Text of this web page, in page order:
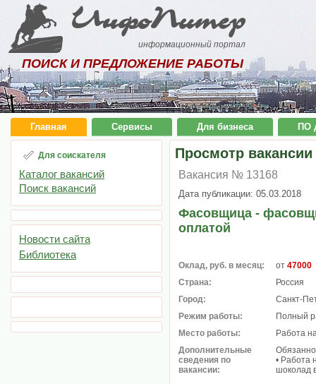
ИнфоПитер
информационный портал
ПОИСК И ПРЕДЛОЖЕНИЕ РАБОТЫ
Главная Сервисы Для бизнеса ПО
Для соискателя
Каталог вакансий
Поиск вакансий
Новости сайта
Библиотека
Просмотр вакансии
Вакансия № 13168
Дата публикации: 05.03.2018
Фасовщица -
оплатой
Оклад, руб. в месяц: от 47000
Страна:
Россия
Город:
Санкт-
Режим работы:
Полный
Место работы:
Работа
Дополнительные
сведения по
вакансии:
• Работа
шоколад